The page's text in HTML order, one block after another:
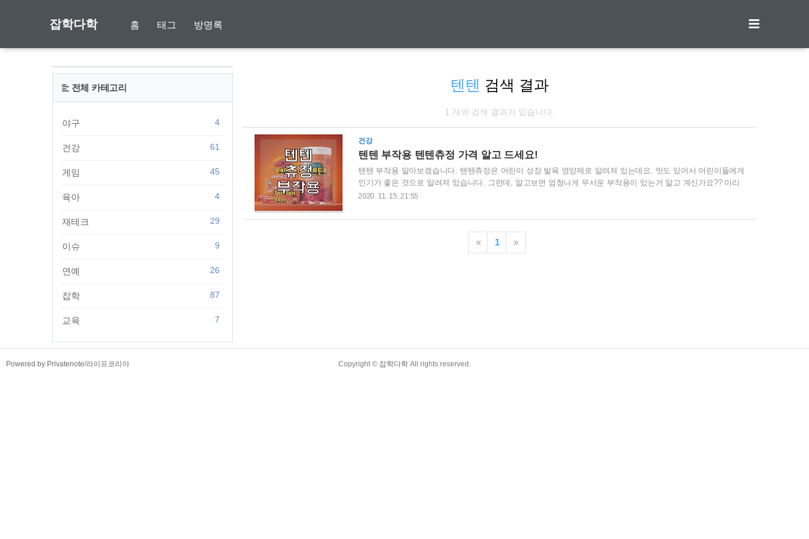
잡학다학 홈 태그 방명록
텐텐 검색 결과
1 개의 검색 결과가 있습니다.
건강
텐텐 부작용 텐텐츄정 가격 알고 드세요!
텐텐 부작용 알아보겠습니다. 텐텐츄정은 어린이 성장 발육 영양제로 알려져 있는데요. 맛도 있어서 어린이들에게
인기가 좋은 것으로 알려져 있습니다. 그런데, 알고보면 엄청나게 무서운 부작용이 있는거 알고 계신가요?? 미리
알고 드셔야 하기 때문에 꼭 확인하고 드시기 바랍니다. | 텐텐 부작용 우선 포장제에 안내되어 있는 부작용은 구
있기때문에 생리중인 여성이 먹었을 경우 과다 출혈이 있을수 있습니다. 그리고 피임약을 복용중인 여성이 먹을
경우 혈전증 위험이 있을수 있습니다. 그리고 다량 혹은 장기간 복용할 경우 감각신경병과 당내성 손상, 소화성 궤
양등이 있을수 있습니다. 생각보다 무서운 점..
2020. 11. 15. 21:55
« 1 »
전체 카테고리
야구 4
건강 61
게임 45
육아 4
재테크 29
이슈 9
연예 26
잡학 87
교육 7
Powered by Privatenote/라이프코리아 Copyright © 잡학다학 All rights reserved.
TistoryWhaleSkin3.4